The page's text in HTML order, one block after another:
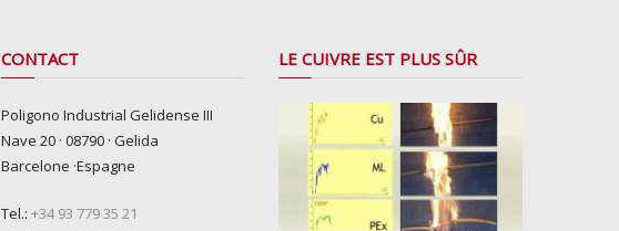
CONTACT
Poligono Industrial Gelidense III
Nave 20 · 08790 · Gelida
Barcelone ·Espagne
Tel.: +34 93 779 35 21
LE CUIVRE EST PLUS SÛR